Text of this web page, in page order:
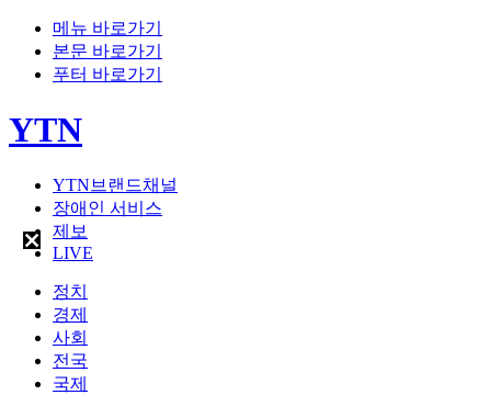
메뉴 바로가기
본문 바로가기
푸터 바로가기
YTN
YTN브랜드채널
장애인 서비스
제보
LIVE
정치
경제
사회
전국
국제